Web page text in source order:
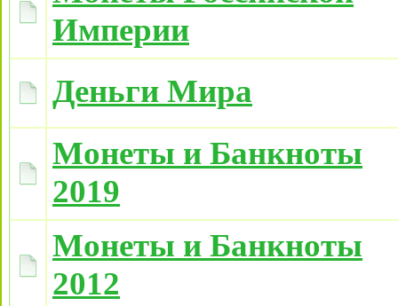
Империи
Деньги Мира
Монеты и Банкноты
2019
Монеты и Банкноты
2012